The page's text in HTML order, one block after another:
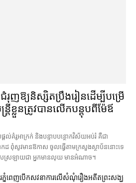
ឱ្យ​និស្សិត​ប្រឹងរៀន​ដើម្បី​បម្រើ​
រី​​ខ្លួន​ត្រូវ​បាន​លើក​បន្តុប​ពី​ម៉ែឪ
ដល់​គំរូ​អាក្រក់ និង​បន្ទាបបន្ថោក​វិស័យ​អប់រំ គឺជា​
ាកដ ពុំ​សូវ​មានឱកាស ចូល​ធ្វើតាម​ក្រសួង​ស្ថាប័ន​នោះ​ទេ
ែស្រឡាយ​ជា អ្នកមាន​លុយ មានអំណាច។
ភ្នំពេញ​​បើកសវនាការ​លើ​សំណុំរឿង​​អតីត​ព្រះសង្ឃ